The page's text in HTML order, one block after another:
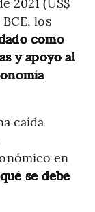
los
como
y apoyo al
caída
en
se debe